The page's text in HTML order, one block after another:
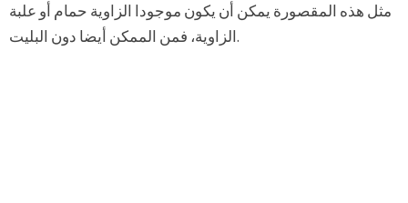
مثل هذه المقصورة يمكن أن يكون موجودا الزاوية حمام أو علبة
الزاوية، فمن الممكن أيضا دون البليت.